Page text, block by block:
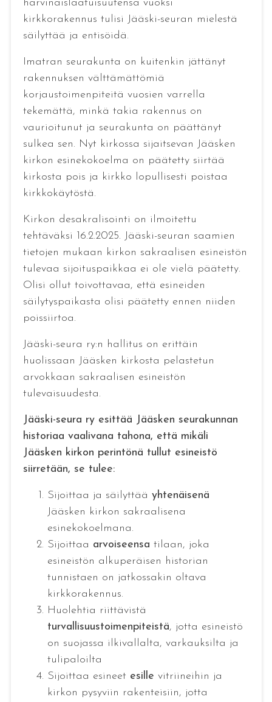
harvinaislaatuisuutensa vuoksi
kirkkorakennus tulisi Jääski-seuran mielestä
säilyttää ja entisöidä.
Imatran seurakunta on kuitenkin jättänyt
rakennuksen välttämättömiä
korjaustoimenpiteitä vuosien varrella
tekemättä, minkä takia rakennus on
vaurioitunut ja seurakunta on päättänyt
sulkea sen. Nyt kirkossa sijaitsevan Jääsken
kirkon esinekokoelma on päätetty siirtää
kirkosta pois ja kirkko lopullisesti poistaa
kirkkokäytöstä.
Kirkon desakralisointi on ilmoitettu
tehtäväksi 16.2.2025. Jääski-seuran saamien
tietojen mukaan kirkon sakraalisen esineistön
tulevaa sijoituspaikkaa ei ole vielä päätetty.
Olisi ollut toivottavaa, että esineiden
säilytyspaikasta olisi päätetty ennen niiden
poissiirtoa.
Jääski-seura ry:n hallitus on erittäin
huolissaan Jääsken kirkosta pelastetun
arvokkaan sakraalisen esineistön
tulevaisuudesta.
Jääski-seura ry esittää Jääsken seurakunnan
historiaa vaalivana tahona, että mikäli
Jääsken kirkon perintönä tullut esineistö
siirretään, se tulee:
Sijoittaa ja säilyttää yhtenäisenä
Jääsken kirkon sakraalisena
esinekokoelmana.
Sijoittaa arvoiseensa tilaan, joka
esineistön alkuperäisen historian
tunnistaen on jatkossakin oltava
kirkkorakennus.
Huolehtia riittävistä
turvallisuustoimenpiteistä, jotta esineistö
on suojassa ilkivallalta, varkauksilta ja
tulipaloilta
Sijoittaa esineet esille vitriineihin ja
kirkon pysyviin rakenteisiin, jotta